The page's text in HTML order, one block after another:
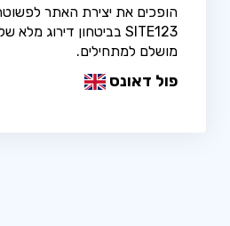
הופכים את יצירת האתר
מושלם למתחילים.
פול דאונס